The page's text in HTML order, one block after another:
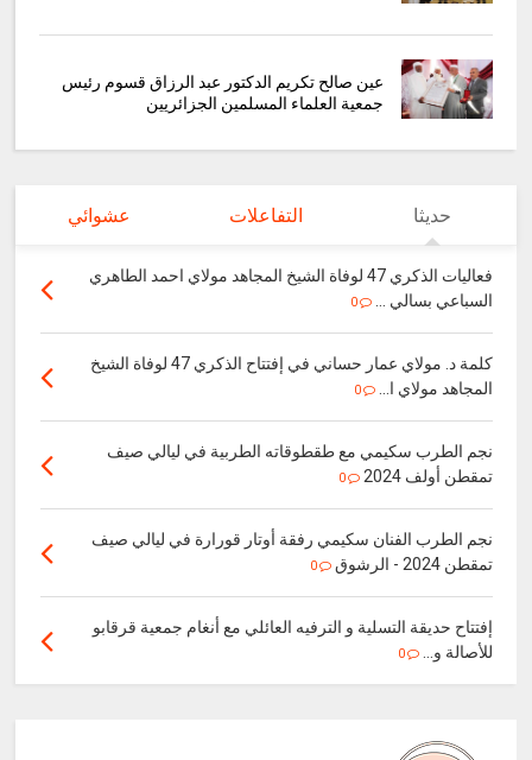
عين صالح تكريم الدكتور عبد الرزاق قسوم رئيس
جمعية العلماء المسلمين الجزائريين
حديثا التفاعلات عشوائي
فعاليات الذكري 47 لوفاة الشيخ المجاهد مولاي احمد الطاهري
السباعي بسالي ...
0
كلمة د. مولاي عمار حساني في إفتتاح الذكري 47 لوفاة الشيخ
المجاهد مولاي ا...
0
نجم الطرب سكيمي مع طقطوقاته الطربية في ليالي صيف
تمقطن أولف 2024
0
نجم الطرب الفنان سكيمي رفقة أوتار قورارة في ليالي صيف
تمقطن 2024 - الرشوق
0
إفتتاح حديقة التسلية و الترفيه العائلي مع أنغام جمعية قرقابو
للأصالة و...
0